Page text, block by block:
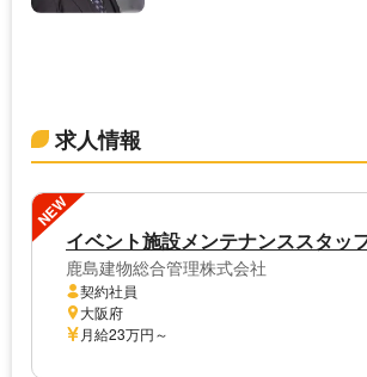
求人情報
NEW
イベント施設メンテナンススタッ
鹿島建物総合管理株式会社
契約社員
大阪府
月給23万円～